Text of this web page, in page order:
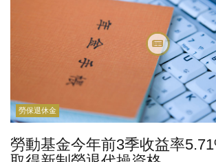
勞保退休金
勞動基金今年前3季收益率